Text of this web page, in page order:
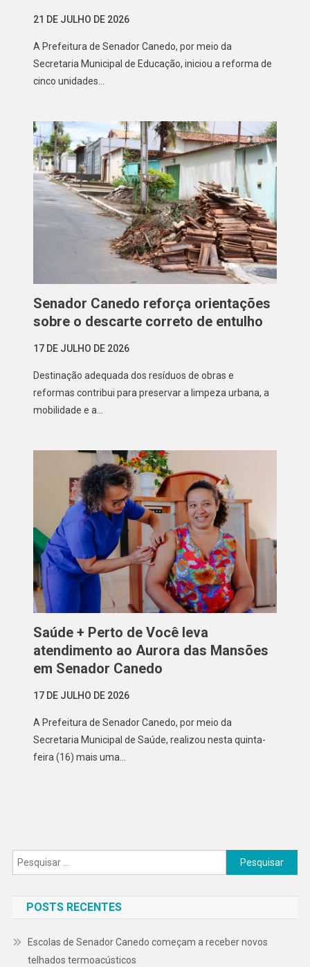
21 DE JULHO DE 2026
A Prefeitura de Senador Canedo, por meio da
Secretaria Municipal de Educação, iniciou a reforma de
cinco unidades…
Senador Canedo reforça orientações
sobre o descarte correto de entulho
17 DE JULHO DE 2026
Destinação adequada dos resíduos de obras e
reformas contribui para preservar a limpeza urbana, a
mobilidade e a…
Saúde + Perto de Você leva
atendimento ao Aurora das Mansões
em Senador Canedo
17 DE JULHO DE 2026
A Prefeitura de Senador Canedo, por meio da
Secretaria Municipal de Saúde, realizou nesta quinta-
feira (16) mais uma…
Pesquisar
por:
POSTS RECENTES
Escolas de Senador Canedo começam a receber novos
telhados termoacústicos